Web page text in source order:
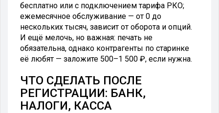
бесплатно или с подключением тарифа РКО;
ежемесячное обслуживание — от 0 до
нескольких тысяч, зависит от оборота и опций.
И ещё мелочь, но важная: печать не
обязательна, однако контрагенты по старинке
её любят — заложите 500–1 500 ₽, если нужна.
ЧТО СДЕЛАТЬ ПОСЛЕ
РЕГИСТРАЦИИ: БАНК,
НАЛОГИ, КАССА